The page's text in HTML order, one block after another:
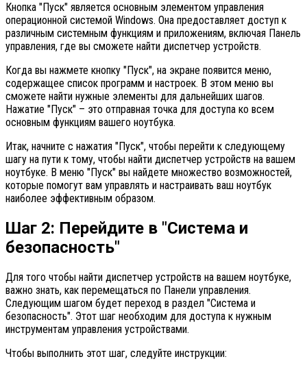
Кнопка "Пуск" является основным элементом управления
операционной системой Windows. Она предоставляет доступ к
различным системным функциям и приложениям, включая Панель
управления, где вы сможете найти диспетчер устройств.
Когда вы нажмете кнопку "Пуск", на экране появится меню,
содержащее список программ и настроек. В этом меню вы
сможете найти нужные элементы для дальнейших шагов.
Нажатие "Пуск" – это отправная точка для доступа ко всем
основным функциям вашего ноутбука.
Итак, начните с нажатия "Пуск", чтобы перейти к следующему
шагу на пути к тому, чтобы найти диспетчер устройств на вашем
ноутбуке. В меню "Пуск" вы найдете множество возможностей,
которые помогут вам управлять и настраивать ваш ноутбук
наиболее эффективным образом.
Шаг 2: Перейдите в "Система и
безопасность"
Для того чтобы найти диспетчер устройств на вашем ноутбуке,
важно знать, как перемещаться по Панели управления.
Следующим шагом будет переход в раздел "Система и
безопасность". Этот шаг необходим для доступа к нужным
инструментам управления устройствами.
Чтобы выполнить этот шаг, следуйте инструкции: